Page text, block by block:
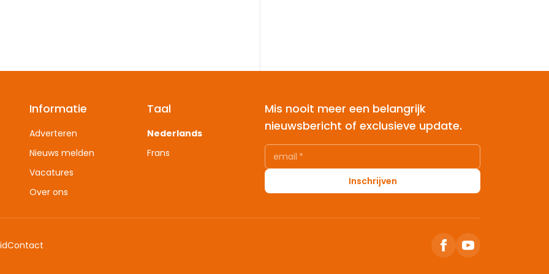
Informatie
Adverteren
Nieuws melden
Vacatures
Over ons
Taal
Nederlands
Frans
Mis nooit meer een belangrijk
nieuwsbericht of exclusieve update.
email *
Inschrijven
Contact